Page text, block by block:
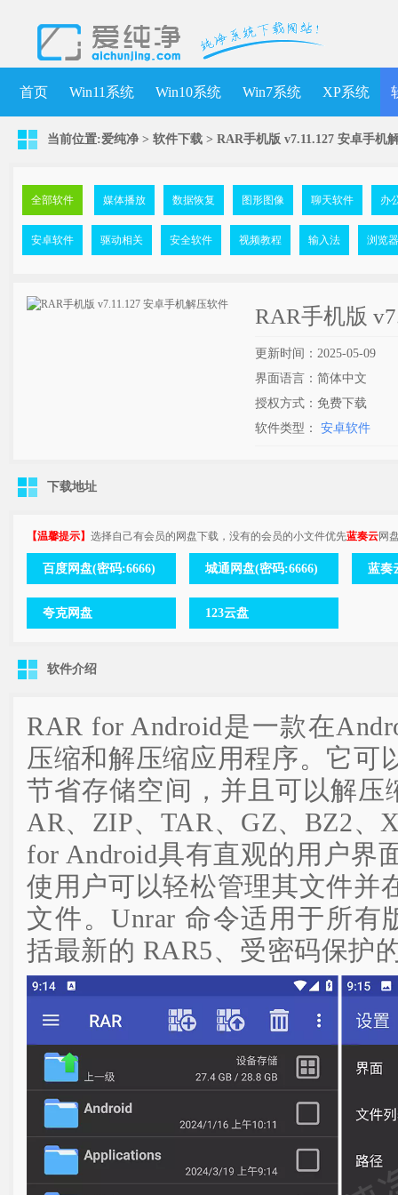
首页 Win11系统 Win10系统 Win7系统 XP系统
当前位置:爱纯净 > 软件下载 > RAR手机版 v7.11.127 安卓手机
全部软件 媒体播放 数据恢复 图形图像 聊天软件 办
安卓软件 驱动相关 安全软件 视频教程 输入法 浏览器
RAR手机版
更新时间：2025-05-09
界面语言：简体中文
授权方式：免费下载
软件类型： 安卓软件
下载地址
【温馨提示】 选择自己有会员的网盘下载，没有的会员的小文件优先蓝奏云网
百度网盘(密码:6666) 城通网盘(密码:6666) 蓝奏
夸克网盘 123云盘
软件介绍
RAR for Android是一款在
压缩和解压缩应用程序。它可
节省存储空间，并且可以解压
AR、ZIP、TAR、GZ、BZ2、
for Android具有直观的用户界
使用户可以轻松管理其文件并
文件。Unrar 命令适用于所有
括最新的 RAR5、受密码保护